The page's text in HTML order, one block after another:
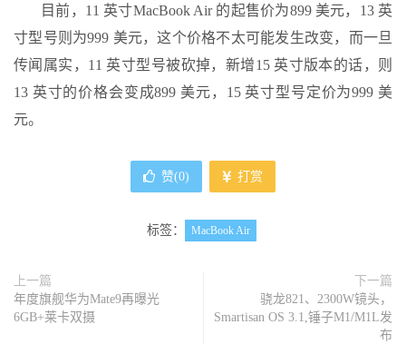
目前，11 英寸MacBook Air 的起售价为899 美元，13 英
寸型号则为999 美元，这个价格不太可能发生改变，而一旦
传闻属实，11 英寸型号被砍掉，新增15 英寸版本的话，则
13 英寸的价格会变成899 美元，15 英寸型号定价为999 美
元。
赞(0) 打赏
标签： MacBook Air
上一篇
年度旗舰华为Mate9再曝光
6GB+莱卡双摄
下一篇
骁龙821、2300W镜头，
Smartisan OS 3.1,锤子M1/M1L发
布